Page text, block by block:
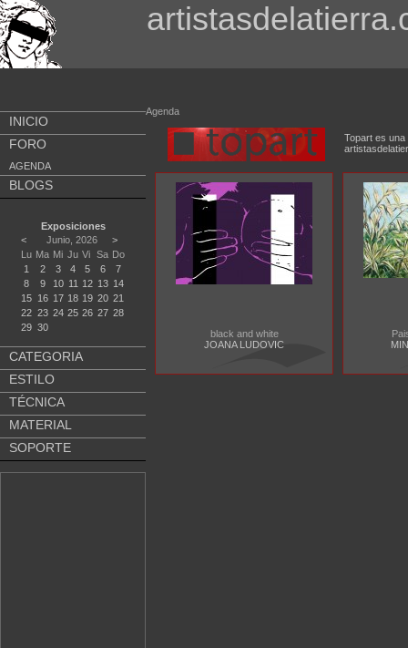
INICIO
FORO
AGENDA
BLOGS
Exposiciones
<
Junio, 2026
>
Lu Ma Mi Ju Vi Sa Do
1
2 3 4 5 6
7
8
9 10 11 12 13 14
15 16 17 18 19 20 21
22 23 24 25 26 27 28
29 30
CATEGORIA
ESTILO
TÉCNICA
MATERIAL
SOPORTE
Agenda
Topart es
black and white
JOANA LUDOVIC